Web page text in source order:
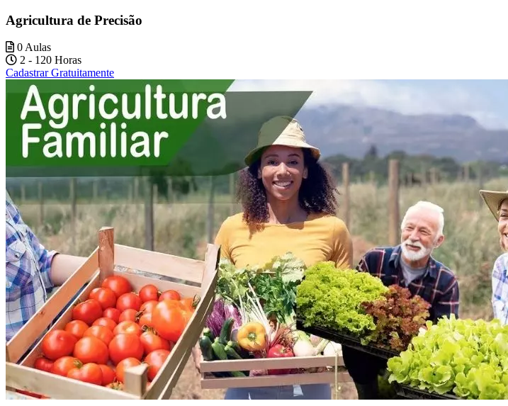
Agricultura de Precisão
0 Aulas
2 - 120 Horas
Cadastrar Gratuitamente